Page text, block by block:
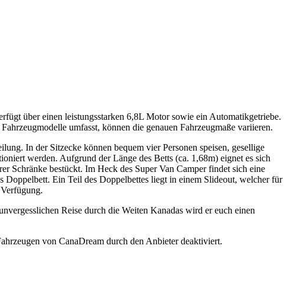
über einen leistungsstarken 6,8L Motor sowie ein Automatikgetriebe.
umfasst, können die genauen Fahrzeugmaße variieren.
In der Sitzecke können bequem vier Personen speisen, gesellige
werden. Aufgrund der Länge des Betts (ca. 1,68m) eignet es sich
Schränke bestückt. Im Heck des Super Van Camper findet sich eine
Doppelbett. Ein Teil des Doppelbettes liegt in einem Slideout, welcher für
Reise durch die Weiten Kanadas wird er euch einen
von CanaDream durch den Anbieter deaktiviert.